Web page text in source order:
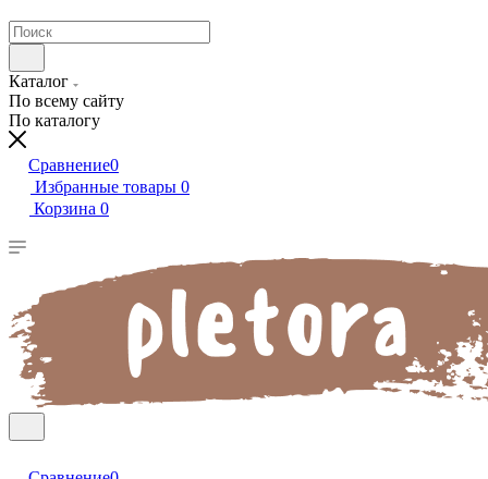
Каталог
По всему сайту
По каталогу
Сравнение0
Избранные товары 0
Корзина 0